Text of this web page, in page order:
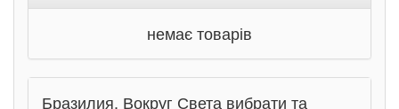
немає товарів
Бразилия. Вокруг Света вибрати та